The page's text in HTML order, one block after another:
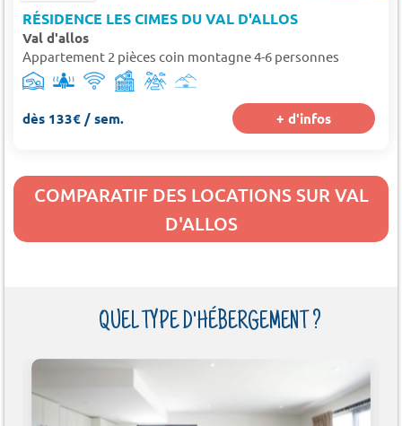
RÉSIDENCE LES CIMES DU VAL D'ALLOS
Val d'allos
Appartement 2 pièces coin montagne 4-6 personnes
dès 133€ / sem. + d'infos
COMPARATIF DES LOCATIONS SUR VAL
D'ALLOS
QUEL TYPE D'HÉBERGEMENT ?